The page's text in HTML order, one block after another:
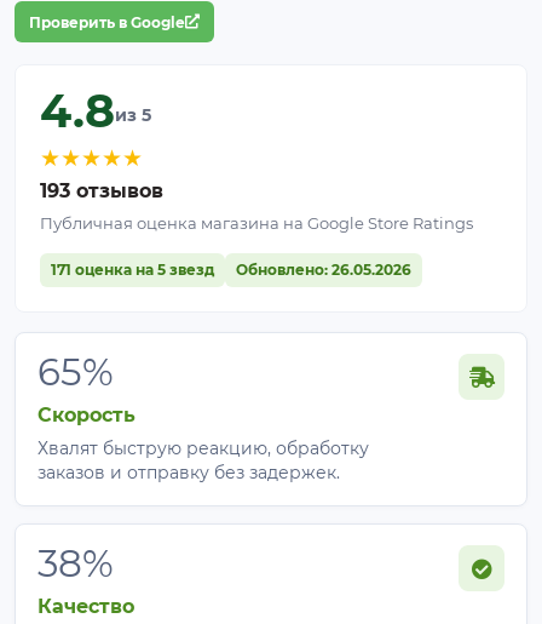
Проверить в Google
4.8из 5
★★★★★
193 отзывов
Публичная оценка магазина на Google Store Ratings
171 оценка на 5 звезд Обновлено: 26.05.2026
65%
Скорость
Хвалят быструю реакцию, обработку
заказов и отправку без задержек.
38%
Качество